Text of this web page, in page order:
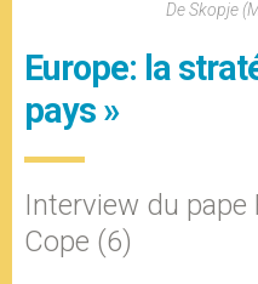
De Skopje
Europe: la
pays »
Interview du pape
Cope (6)